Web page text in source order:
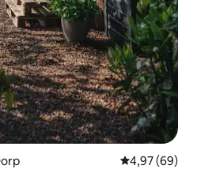
4,97 ud af 5 i
4,97 (69)